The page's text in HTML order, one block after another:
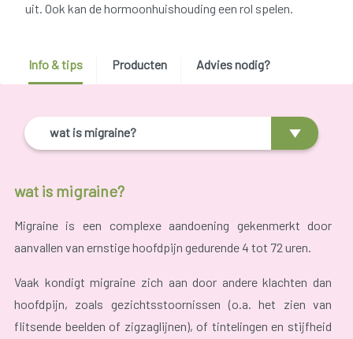
uit. Ook kan de hormoonhuishouding een rol spelen.
Info & tips Producten Advies nodig?
wat is migraine?
wat is migraine?
Migraine is een complexe aandoening gekenmerkt door
aanvallen van ernstige hoofdpijn gedurende 4 tot 72 uren.
Vaak kondigt migraine zich aan door andere klachten dan
hoofdpijn, zoals gezichtsstoornissen (o.a. het zien van
flitsende beelden of zigzaglijnen), of tintelingen en stijfheid